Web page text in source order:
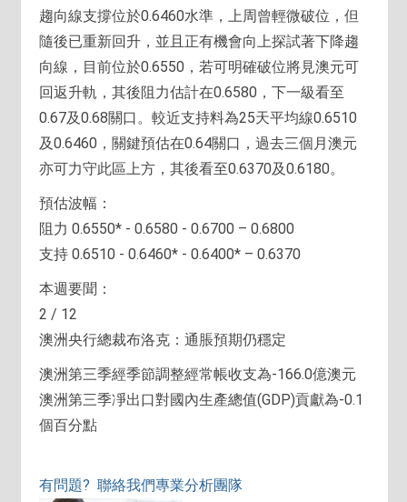
趨向線支撐位於0.6460水準，上周曾輕微破位，但
隨後已重新回升，並且正有機會向上探試著下降趨
向線，目前位於0.6550，若可明確破位將見澳元可
回返升軌，其後阻力估計在0.6580，下一級看至
0.67及0.68關口。較近支持料為25天平均線0.6510
及0.6460，關鍵預估在0.64關口，過去三個月澳元
亦可力守此區上方，其後看至0.6370及0.6180。
預估波幅：
阻力 0.6550* - 0.6580 - 0.6700 – 0.6800
支持 0.6510 - 0.6460* - 0.6400* – 0.6370
本週要聞：
2 / 12
澳洲央行總裁布洛克：通脹預期仍穩定
澳洲第三季經季節調整經常帳收支為-166.0億澳元
澳洲第三季凈出口對國內生產總值(GDP)貢獻為-0.1
個百分點
有問題? 聯絡我們專業分析團隊